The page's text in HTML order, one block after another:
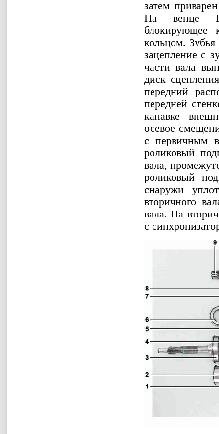
затем
На венце
блокирующее
кольцом. Зубья
зацепление с
части вала
диск
передний
передней
канавке
осевое
с первичным
роликовый
вала,
роликовый
снаружи
вторичного
вала. На
с